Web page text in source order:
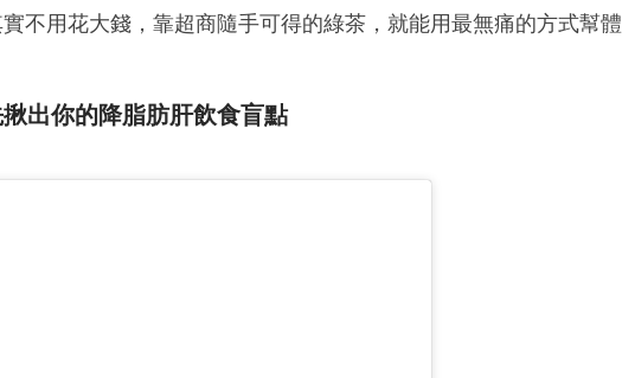
不用花大錢，靠超商隨手可得的綠茶，就能用最無痛的方式幫體
出你的降脂肪肝飲食盲點